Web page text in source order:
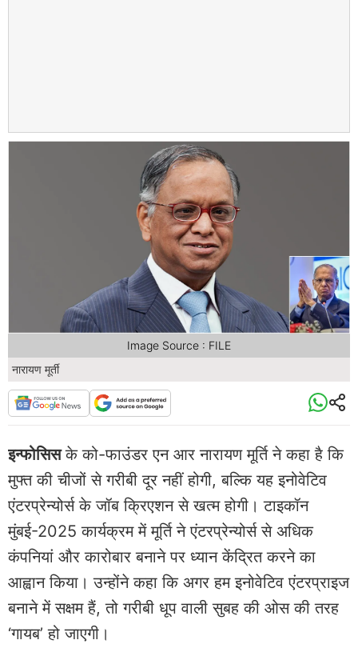
नारायण मूर्ती
Image Source : FILE
इन्फोसिसके को-फाउंडर एन आर नारायण मूर्ति ने कहा है कि
मुफ्त की चीजों से गरीबी दूर नहीं होगी, बल्कि यह इनोवेटिव
एंटरप्रेन्योर्स के जॉब क्रिएशन से खत्म होगी। टाइकॉन
मुंबई-2025 कार्यक्रम में मूर्ति ने एंटरप्रेन्योर्स से अधिक
कंपनियां और कारोबार बनाने पर ध्यान केंद्रित करने का
आह्वान किया। उन्होंने कहा कि अगर हम इनोवेटिव एंटरप्राइज
बनाने में सक्षम हैं, तो गरीबी धूप वाली सुबह की ओस की तरह
‘गायब’ हो जाएगी।